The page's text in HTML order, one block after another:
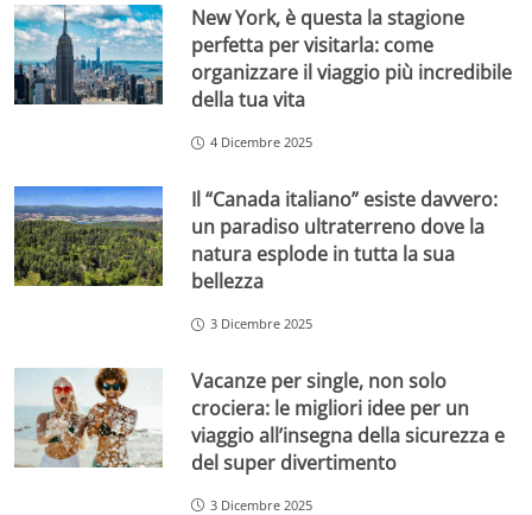
New York, è questa la stagione
perfetta per visitarla: come
organizzare il viaggio più incredibile
della tua vita
4 Dicembre 2025
Il “Canada italiano” esiste davvero:
un paradiso ultraterreno dove la
natura esplode in tutta la sua
bellezza
3 Dicembre 2025
Vacanze per single, non solo
crociera: le migliori idee per un
viaggio all’insegna della sicurezza e
del super divertimento
3 Dicembre 2025